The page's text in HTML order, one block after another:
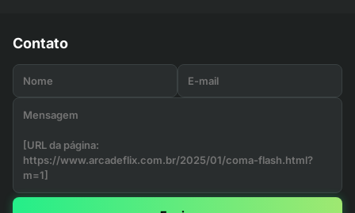
Contato